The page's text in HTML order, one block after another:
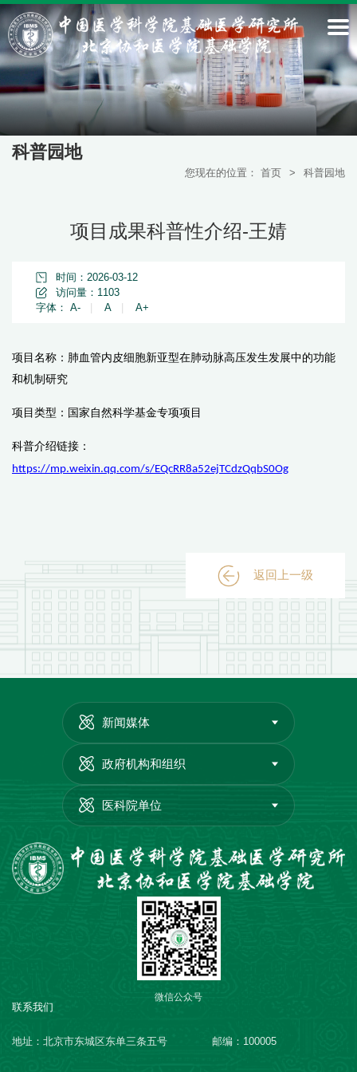
科普园地
您现在的位置： 首页 > 科普园地
项目成果科普性介绍-王婧
时间：2026-03-12
访问量： 1103
字体： A- A A+
项目名称： 肺血管内皮细胞新亚型在肺动脉高压发生发展中的功能
和机制研究
项目类型： 国家自然科学基金专项项目
科普介绍链接 ：
https://mp.weixin.qq.com/s/EQcRR8a52ejTCdzQqbS0Og
返回上一级
新闻媒体
政府机构和组织
医科院单位
联系我们
地址：北京市东城区东单三条五号 邮编：100005
微信公众号